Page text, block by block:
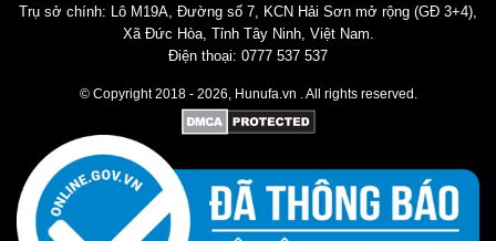
Trụ sở chính: Lô M19A, Đường số 7, KCN Hải Sơn mở rộng (GĐ 3+4),
Xã Đức Hòa, Tỉnh Tây Ninh, Việt Nam.
Điện thoại: 0777 537 537
© Copyright 2018 - 2026, Hunufa.vn . All rights reserved.